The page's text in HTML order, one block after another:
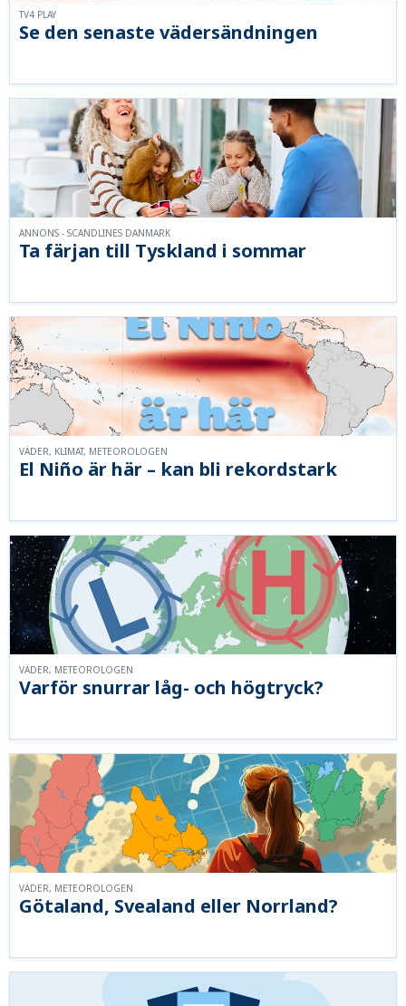
Se den senaste vädersändningen
TV4 PLAY
Ta färjan till Tyskland i sommar
ANNONS - SCANDLINES DANMARK
El Niño är här – kan bli rekordstark
VÄDER, KLIMAT, METEOROLOGEN
Varför snurrar låg- och högtryck?
VÄDER, METEOROLOGEN
Götaland, Svealand eller Norrland?
VÄDER, METEOROLOGEN